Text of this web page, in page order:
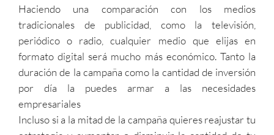
Haciendo una comparación con los medios
tradicionales de publicidad, como la televisión,
periódico o radio, cualquier medio que elijas en
formato digital será mucho más económico. Tanto la
duración de la campaña como la cantidad de inversión
por día la puedes armar a las necesidades
empresariales
Incluso si a la mitad de la campaña quieres reajustar tu